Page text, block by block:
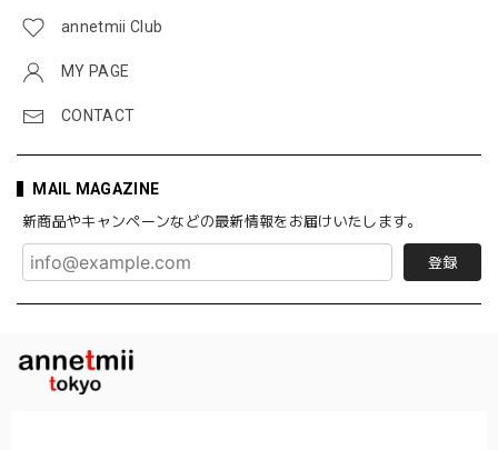
annetmii Club
MY PAGE
CONTACT
MAIL MAGAZINE
新商品やキャンペーンなどの最新情報をお届けいたします。
登録